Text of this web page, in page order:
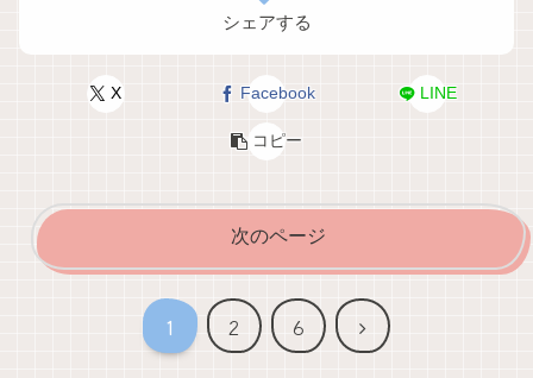
シェアする
X Facebook LINE
コピー
次のページ
1 2 6
次